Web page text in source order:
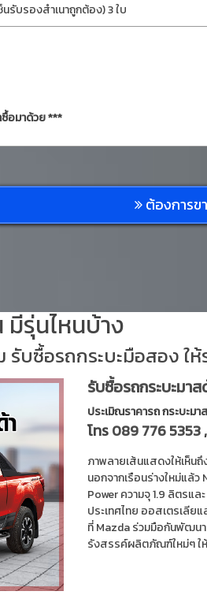
รับรองสำเนาถูกต้อง) 3 ใบ
อมาด้วย ***
ต้องการข
มีรุ่นไหนบ้าง
บซื้อรถกระบะมือสอง ให้
รับซื้อรถกระบะมา
ประเมิณราคารถ กระบะม
โทร089 776 5353
ภาพลายเส้นแสดงให้เห็น
นอกจากเรือนร่างใหม่แล้ว
Power ความจุ 1.9 ลิตรแล
ประเทศไทย ออสเตรเลีย
ที่ Mazda ร่วมมือกันพัฒนา
รังสรรค์ผลิตภัณฑ์ใหม่ๆ ใ